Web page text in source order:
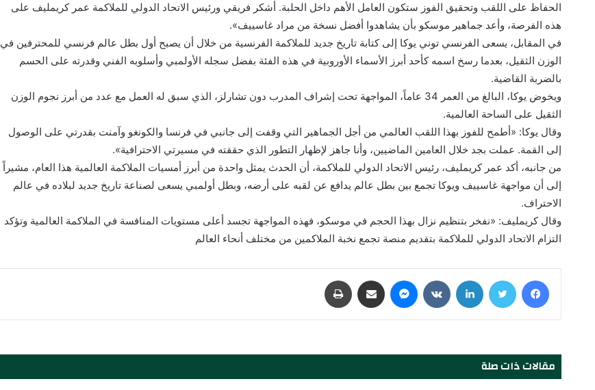
الحفاظ على اللقب وتحقيق الفوز ستكون العامل الأهم داخل الحلبة. أشكر فريقي ورئيس الاتحاد الدولي للملاكمة عمر كريمليف على
هذه الفرصة، وأعد جماهير موسكو بأن يشاهدوا أفضل نسخة من مراد غاسييف».
في المقابل، يسعى الفرنسي توني يوكا إلى كتابة تاريخ جديد للملاكمة الفرنسية من خلال أن يصبح أول بطل عالم فرنسي للمحترفين في
الوزن الثقيل، بعدما رسخ اسمه كأحد أبرز الأسماء الأوروبية في هذه الفئة بفضل سجله الأولمبي وأسلوبه الفني وقدرته على الحسم
بالضربة القاضية.
ويخوض يوكا، البالغ من العمر 34 عاماً، المواجهة تحت إشراف المدرب دون تشارلز، الذي سبق له العمل مع عدد من أبرز نجوم الوزن
الثقيل على الساحة العالمية.
وقال يوكا: «أطمح للفوز بهذا اللقب العالمي من أجل الجماهير التي وقفت إلى جانبي في فرنسا والكونغو وآمنت بقدرتي على الوصول
إلى القمة. عملت بجد خلال العامين الماضيين، وأنا جاهز لإظهار التطور الذي حققته في مسيرتي الاحترافية».
من جانبه، أكد عمر كريمليف، رئيس الاتحاد الدولي للملاكمة، أن الحدث يمثل واحدة من أبرز أمسيات الملاكمة العالمية هذا العام، مشيراً
إلى أن مواجهة غاسييف ويوكا تجمع بين بطل عالم يدافع عن لقبه على أرضه، وبطل أولمبي يسعى لصناعة تاريخ جديد لبلاده في عالم
الاحتراف.
وقال كريمليف: «نفخر بتنظيم نزال بهذا الحجم في موسكو، فهذه المواجهة تجسد أعلى مستويات المنافسة في الملاكمة العالمية وتؤكد
التزام الاتحاد الدولي للملاكمة بتقديم منصة تجمع نخبة الملاكمين من مختلف أنحاء العالم
مقالات ذات صلة